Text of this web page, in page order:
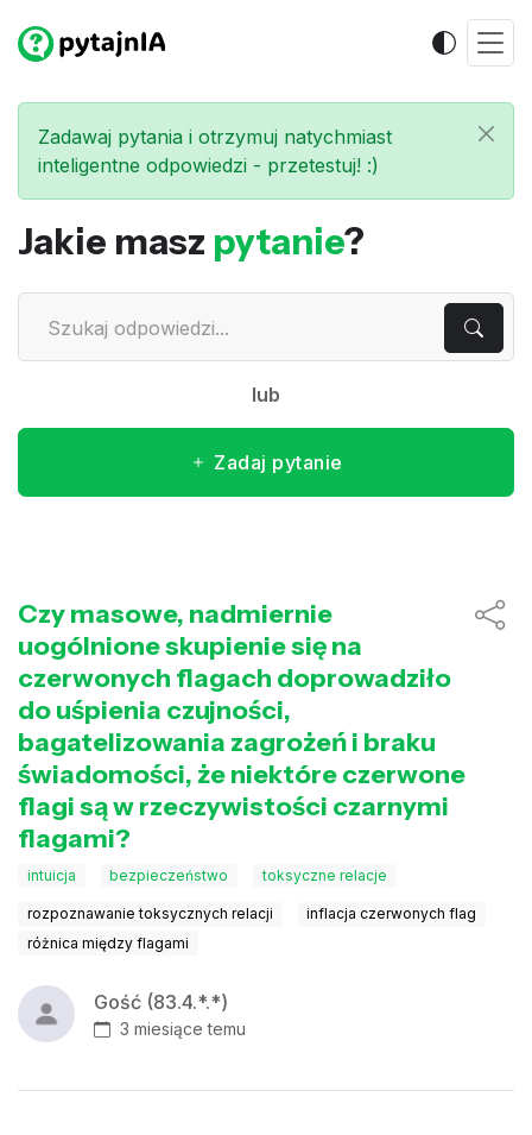
Zadawaj pytania i otrzymuj natychmiast
inteligentne odpowiedzi - przetestuj! :)
Jakie masz pytanie?
lub
Zadaj pytanie
Czy masowe, nadmiernie
uogólnione skupienie się na
czerwonych flagach doprowadziło
do uśpienia czujności,
bagatelizowania zagrożeń i braku
świadomości, że niektóre czerwone
flagi są w rzeczywistości czarnymi
flagami?
intuicja bezpieczeństwo toksyczne relacje
rozpoznawanie toksycznych relacji
inflacja czerwonych flag
różnica między flagami
Gość (83.4.*.*)
3 miesiące temu